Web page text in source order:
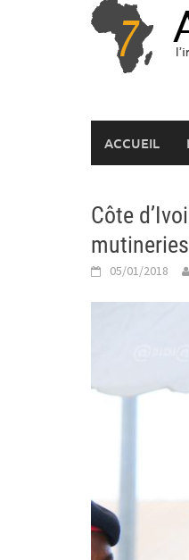
ACCUEIL
Côte
05/01/2018